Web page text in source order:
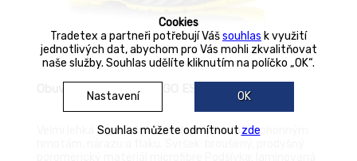
Cookies
Tradetex a partneři potřebují Vášsouhlas k využití
jednotlivých dat, abychom pro Vás mohli zkvalitňovat
naše služby. Souhlas udělíte kliknutím na políčko „OK“.
Nastavení OK
Souhlas můžete odmítnout zde
Obuv polobotka CHICAGO ESD černo/žlutá
Velmi lehká obuv, odolná proti propíchnutí, pohonným